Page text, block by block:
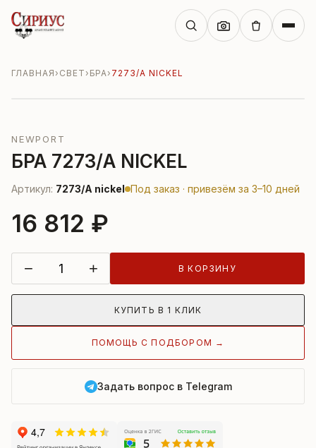
ГЛАВНАЯ› СВЕТ› БРА› 7273/A NICKEL
NEWPORT
БРА 7273/A NICKEL
Артикул: 7273/A nickel Под заказ · привезём за 3–10 дней
16 812 ₽
− + В КОРЗИНУ
КУПИТЬ В 1 КЛИК
ПОМОЩЬ С ПОДБОРОМ →
Задать вопрос в Telegram